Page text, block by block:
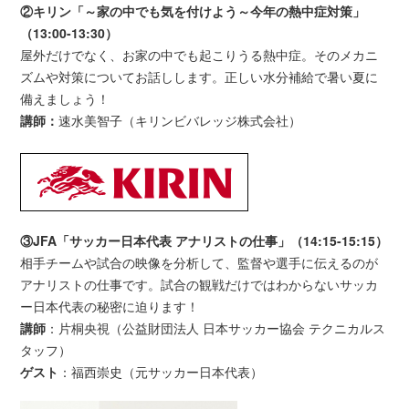
②キリン「～家の中でも気を付けよう～今年の熱中症対策」
（13:00-13:30）
屋外だけでなく、お家の中でも起こりうる熱中症。そのメカニ
ズムや対策についてお話しします。正しい水分補給で暑い夏に
備えましょう！
講師：速水美智子（キリンビバレッジ株式会社）
③JFA「サッカー日本代表 アナリストの仕事」（14:15-15:15）
相手チームや試合の映像を分析して、監督や選手に伝えるのが
アナリストの仕事です。試合の観戦だけではわからないサッカ
ー日本代表の秘密に迫ります！
講師 ：片桐央視（公益財団法人 日本サッカー協会 テクニカルス
タッフ）
ゲスト ：福西崇史（元サッカー日本代表）